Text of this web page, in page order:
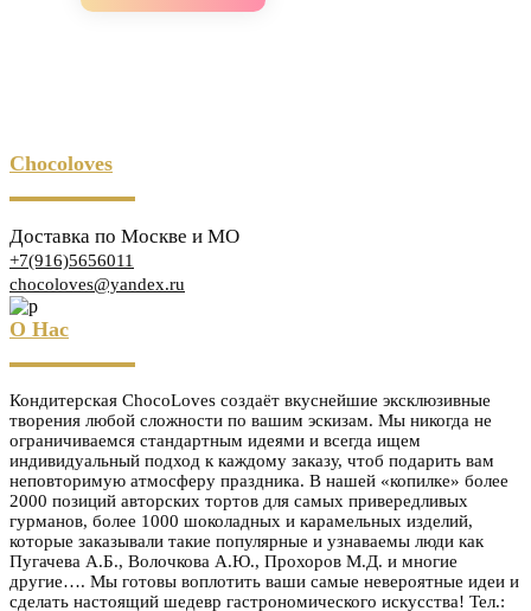
Chocoloves
Доставка по Москве и МО
+7(916)5656011
chocoloves@yandex.ru
О Нас
Кондитерская ChocoLoves создаёт вкуснейшие эксклюзивные
творения любой сложности по вашим эскизам. Мы никогда не
ограничиваемся стандартным идеями и всегда ищем
индивидуальный подход к каждому заказу, чтоб подарить вам
неповторимую атмосферу праздника. В нашей «копилке» более
2000 позиций авторских тортов для самых привередливых
гурманов, более 1000 шоколадных и карамельных изделий,
которые заказывали такие популярные и узнаваемы люди как
Пугачева А.Б., Волочкова А.Ю., Прохоров М.Д. и многие
другие…. Мы готовы воплотить ваши самые невероятные идеи и
сделать настоящий шедевр гастрономического искусства! Тел.: